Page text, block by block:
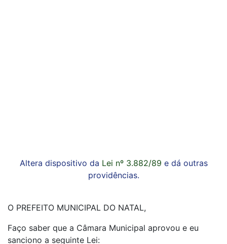
Altera dispositivo da Lei nº 3.882/89 e dá outras
providências.
O PREFEITO MUNICIPAL DO NATAL,
Faço saber que a Câmara Municipal aprovou e eu
sanciono a seguinte Lei: